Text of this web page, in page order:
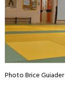
Photo Brice Guiader